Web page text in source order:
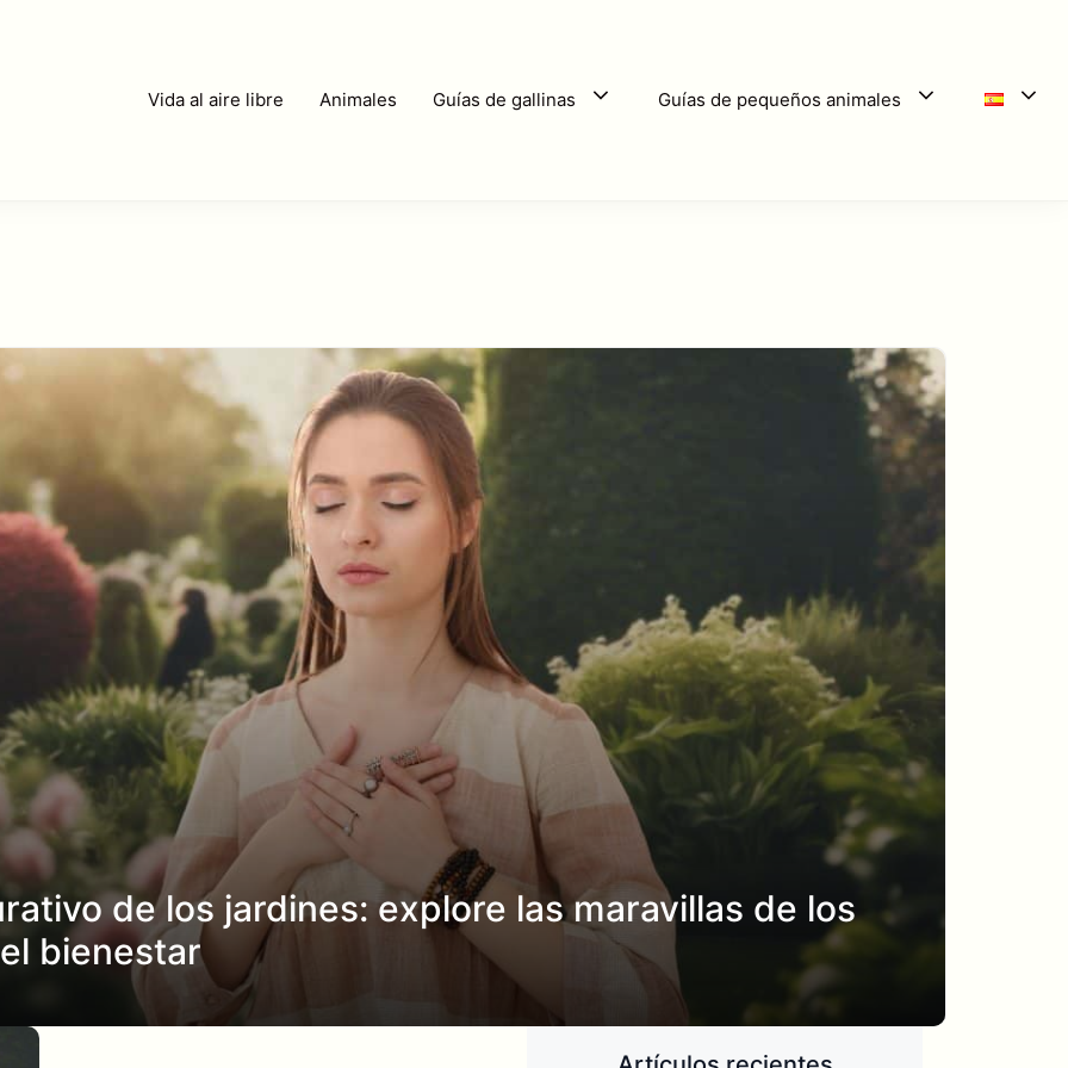
Vida al aire libre Animales Guías de gallinas Guías de pequeños animales
de los jardines: explore las maravillas de los
bienestar